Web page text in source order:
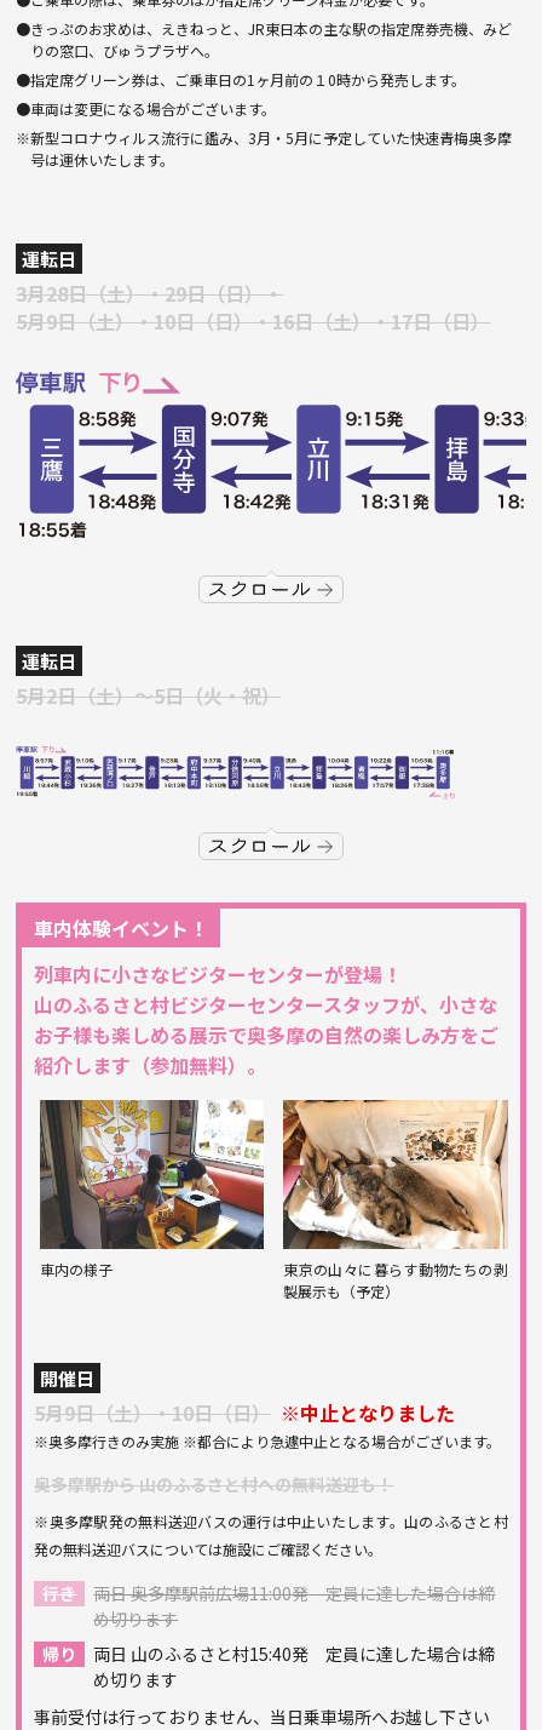
●きっぷのお求めは、えきねっと、JR東日本の主な駅の指定席券売機、みど
りの窓口、びゅうプラザへ。
●指定席グリーン券は、ご乗車日の1ヶ月前の１0時から発売します。
●車両は変更になる場合がございます。
※新型コロナウィルス流行に鑑み、3月・5月に予定していた快速青梅奥多摩
号は運休いたします。
運転日
3月28日（土）・29日（日）・
5月9日（土）・10日（日）・16日（土）・17日（日）
運転日
5月2日（土）〜5日（火・祝）
車内体験イベント！
列車内に小さなビジターセンターが登場！
山のふるさと村ビジターセンタースタッフが、小さな
お子様も楽しめる展示で奥多摩の自然の楽しみ方をご
紹介します（参加無料）。
車内の様子
東京の山々に暮らす動物たちの剥
製展示も（予定）
開催日
5月9日（土）・10日（日） ※中止となりました
※奥多摩行きのみ実施 ※都合により急遽中止となる場合がございます。
奥多摩駅から 山のふるさと村への無料送迎も！
※奥多摩駅発の無料送迎バスの運行は中止いたします。山のふるさと村
発の無料送迎バスについては施設にご確認ください。
行き
両日 奥多摩駅前広場11:00発 定員に達した場合は締
め切ります
帰り
両日 山のふるさと村15:40発 定員に達した場合は締
め切ります
事前受付は行っておりません、当日乗車場所へお越し下さい